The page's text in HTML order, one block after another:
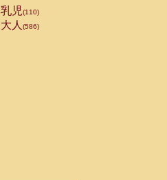
乳児(110)
大人 (586)